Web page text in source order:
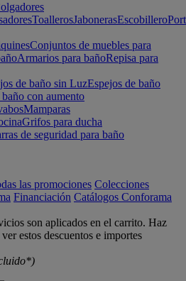
ToallerosJabonerasEscobillero
Conjuntos de muebles para
Armarios para bañoRepisa para
de baño sin LuzEspejos de baño
con aumento
Mamparas
Grifos para ducha
de seguridad para baño
las promociones Colecciones
Financiación Catálogos Conforama
son aplicados en el carrito. Haz
estos descuentos e importes